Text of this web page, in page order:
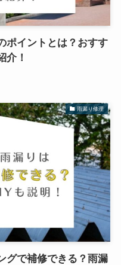
ポイントとは？おすす
介！
雨漏り修理
グで補修できる？雨漏